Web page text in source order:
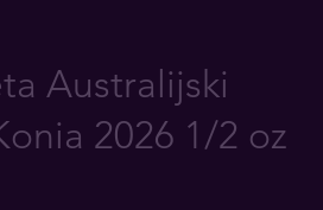
Australijski
2026 1/2 oz